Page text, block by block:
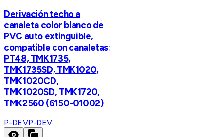
Derivación techo a
canaleta color blanco de
PVC auto extinguible,
compatible con canaletas:
PT48, TMK1735,
TMK1735SD, TMK1020,
TMK1020CD,
TMK1020SD, TMK1720,
TMK2560 (6150-01002)
P-DEVP-DEV